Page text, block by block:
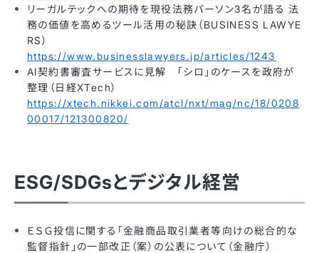
リーガルテックへの期待を現役法務パーソン3名が語る 法
務の価値を高めるツール活用の秘訣（BUSINESS LAWYE
RS）
https://www.businesslawyers.jp/articles/1243
AI契約書審査サービスに見解 「シロ」のケースを政府が
整理（日経XTech）
https://xtech.nikkei.com/atcl/nxt/mag/nc/18/0208
00017/121300820/
ESG/SDGsとデジタル経営
ＥＳＧ投信に関する「金融商品取引業者等向けの総合的な
監督指針」の一部改正（案）の公表について（金融庁）